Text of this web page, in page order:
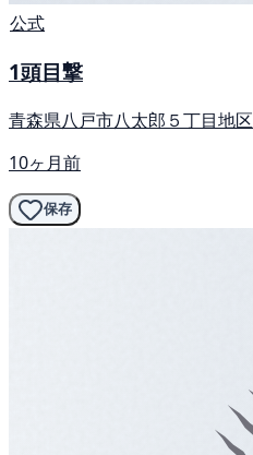
公式
1頭目撃
青森県八戸市八太郎５丁目地区
10ヶ月前
保存